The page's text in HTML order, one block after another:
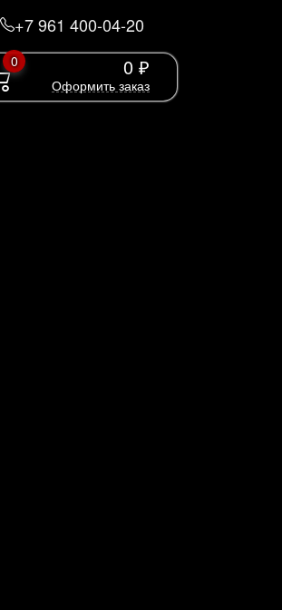
+7 961 400-04-20
0 0 ₽
Оформить заказ